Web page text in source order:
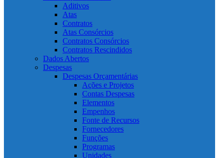
Aditivos
Atas
Contratos
Atas Consórcios
Contratos Consórcios
Contratos Rescindidos
Dados Abertos
Despesas
Despesas Orçamentárias
Ações e Projetos
Contas Despesas
Elementos
Empenhos
Fonte de Recursos
Fornecedores
Funções
Programas
Unidades